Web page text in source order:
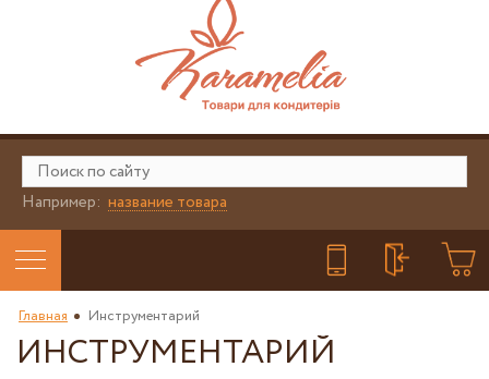
Например: название товара
Главная Инструментарий
ИНСТРУМЕНТАРИЙ